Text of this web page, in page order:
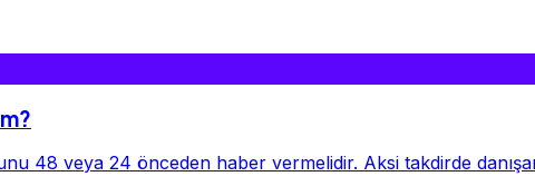
48 veya 24 önceden haber vermelidir. Aksi takdirde